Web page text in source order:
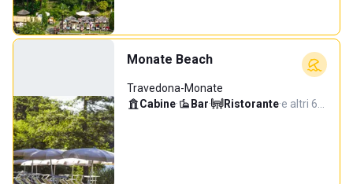
Monate Beach
Travedona-Monate
Cabine· Bar· Ristorante·e altri 6…